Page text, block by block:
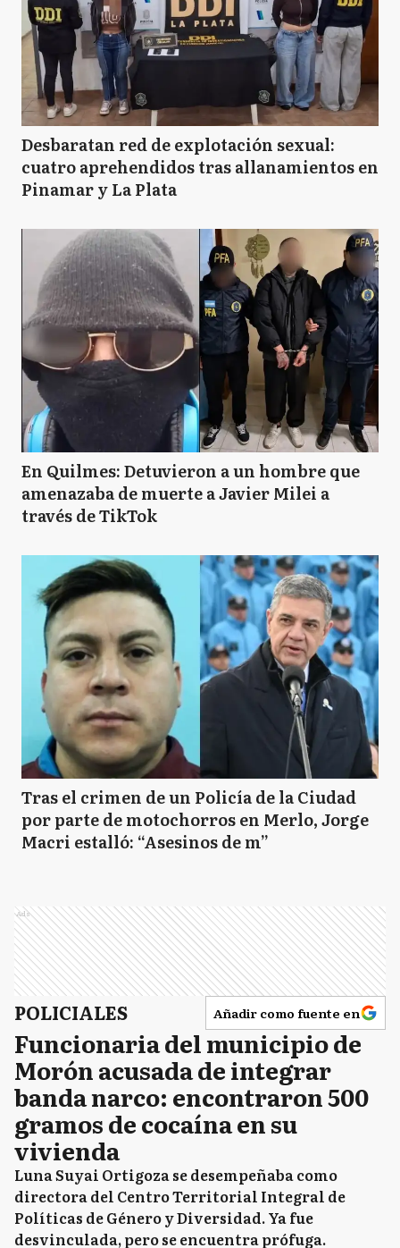
Desbaratan red de explotación sexual:
cuatro aprehendidos tras allanamientos en
Pinamar y La Plata
En Quilmes: Detuvieron a un hombre que
amenazaba de muerte a Javier Milei a
través de TikTok
Tras el crimen de un Policía de la Ciudad
por parte de motochorros en Merlo, Jorge
Macri estalló: “Asesinos de m”
Ads
POLICIALES Añadir como fuente en
Funcionaria del municipio de
Morón acusada de integrar
banda narco: encontraron 500
gramos de cocaína en su
vivienda
Luna Suyai Ortigoza se desempeñaba como
directora del Centro Territorial Integral de
Políticas de Género y Diversidad. Ya fue
desvinculada, pero se encuentra prófuga.